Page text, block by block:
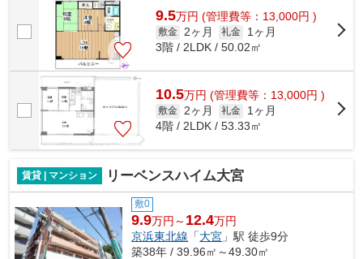
9.5万円 (管理費等：13,000円 )
敷金 2ヶ月 礼金
1ヶ月
3階 / 2LDK / 50.02㎡
10.5万円 (管理費等：13,000円 )
敷金 2ヶ月 礼金
1ヶ月
4階 / 2LDK / 53.33㎡
賃貸 | マンション リーベンスハイム大宮
敷0
9.9万円～ 12.4万円
京浜東北線 「大宮 」駅 徒歩9分
築38年 / 39.96㎡～49.30㎡